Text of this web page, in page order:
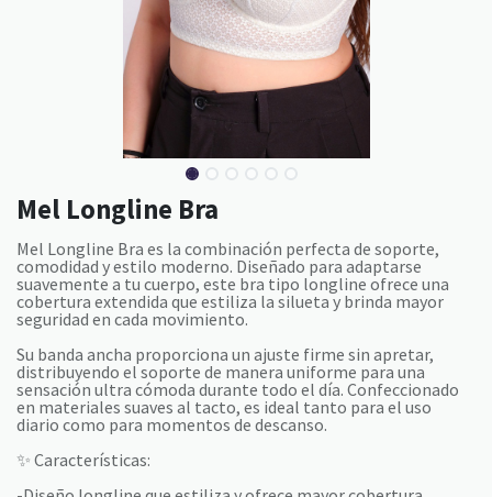
Mel Longline Bra
Mel Longline Bra es la combinación perfecta de soporte,
comodidad y estilo moderno. Diseñado para adaptarse
suavemente a tu cuerpo, este bra tipo longline ofrece una
cobertura extendida que estiliza la silueta y brinda mayor
seguridad en cada movimiento.
Su banda ancha proporciona un ajuste firme sin apretar,
distribuyendo el soporte de manera uniforme para una
sensación ultra cómoda durante todo el día. Confeccionado
en materiales suaves al tacto, es ideal tanto para el uso
diario como para momentos de descanso.
✨ Características: